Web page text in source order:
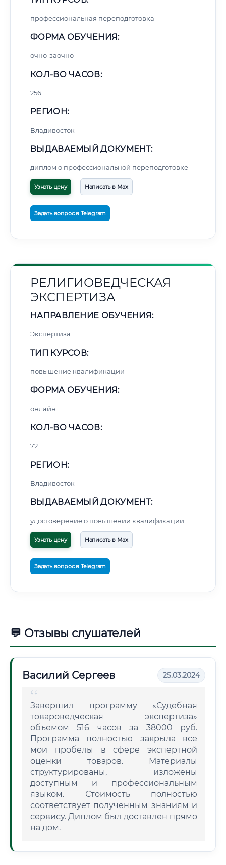
профессиональная переподготовка
ФОРМА ОБУЧЕНИЯ:
очно-заочно
КОЛ-ВО ЧАСОВ:
256
РЕГИОН:
Владивосток
ВЫДАВАЕМЫЙ ДОКУМЕНТ:
диплом о профессиональной переподготовке
Узнать цену Написать в Max
Задать вопрос в Telegram
РЕЛИГИОВЕДЧЕСКАЯ
ЭКСПЕРТИЗА
НАПРАВЛЕНИЕ ОБУЧЕНИЯ:
Экспертиза
ТИП КУРСОВ:
повышение квалификации
ФОРМА ОБУЧЕНИЯ:
онлайн
КОЛ-ВО ЧАСОВ:
72
РЕГИОН:
Владивосток
ВЫДАВАЕМЫЙ ДОКУМЕНТ:
удостоверение о повышении квалификации
Узнать цену Написать в Max
Задать вопрос в Telegram
💬 Отзывы слушателей
Василий Сергеев 25.03.2024
Завершил программу «Судебная
товароведческая экспертиза»
объемом 516 часов за 38000 руб.
Программа полностью закрыла все
мои пробелы в сфере экспертной
оценки товаров. Материалы
структурированы, изложены
доступным и профессиональным
языком. Стоимость полностью
соответствует полученным знаниям и
сервису. Диплом был доставлен прямо
на дом.